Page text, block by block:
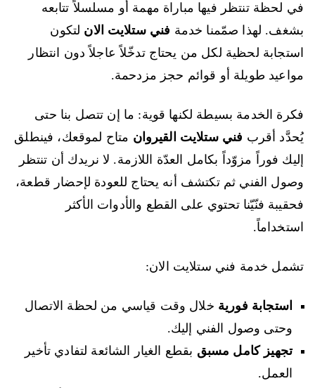
في لحظة تنتظر فيها مباراة مهمة أو مسلسلاً تتابعه
بشغف. لهذا صمّمنا خدمة فني ستلايت الان لتكون
استجابة لحظية لكل من يحتاج تدخّلاً عاجلاً دون انتظار
مواعيد طويلة أو قوائم حجز مزدحمة.
فكرة الخدمة بسيطة لكنها قوية: ما إن تتصل بنا حتى
يُحدَّد أقرب فني ستلايت القيروان متاح لموقعك، فينطلق
إليك فوراً مزوّداً بكامل العدّة اللازمة. لا نريدك أن تنتظر
وصول الفني ثم تكتشف أنه يحتاج للعودة لإحضار قطعة،
فحقيبة فنّيّنا تحتوي على القطع والأدوات الأكثر
استخداماً.
تشمل خدمة فني ستلايت الان:
استجابة فورية خلال وقت قياسي من لحظة الاتصال
وحتى وصول الفني إليك.
تجهيز كامل مسبق بقطع الغيار الشائعة لتفادي تأخير
العمل.